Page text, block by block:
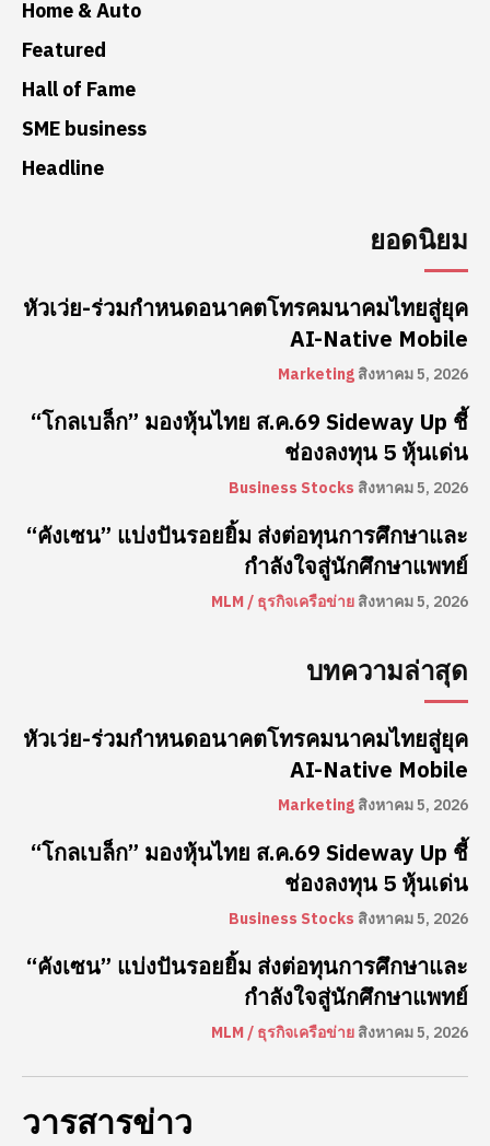
Home & Auto
Featured
Hall of Fame
SME business
Headline
ยอดนิยม
หัวเว่ย-ร่วมกำหนดอนาคตโทรคมนาคมไทยสู่ยุค
AI-Native Mobile
Marketingสิงหาคม 5, 2026
“โกลเบล็ก” มองหุ้นไทย ส.ค.69 Sideway Up ชี้
ช่องลงทุน 5 หุ้นเด่น
Business Stocks สิงหาคม 5, 2026
“คังเซน” แบ่งปันรอยยิ้ม ส่งต่อทุนการศึกษาและ
กำลังใจสู่นักศึกษาแพทย์
MLM / ธุรกิจเครือข่ายสิงหาคม 5, 2026
บทความล่าสุด
หัวเว่ย-ร่วมกำหนดอนาคตโทรคมนาคมไทยสู่ยุค
AI-Native Mobile
Marketingสิงหาคม 5, 2026
“โกลเบล็ก” มองหุ้นไทย ส.ค.69 Sideway Up ชี้
ช่องลงทุน 5 หุ้นเด่น
Business Stocks สิงหาคม 5, 2026
“คังเซน” แบ่งปันรอยยิ้ม ส่งต่อทุนการศึกษาและ
กำลังใจสู่นักศึกษาแพทย์
MLM / ธุรกิจเครือข่ายสิงหาคม 5, 2026
วารสารข่าว